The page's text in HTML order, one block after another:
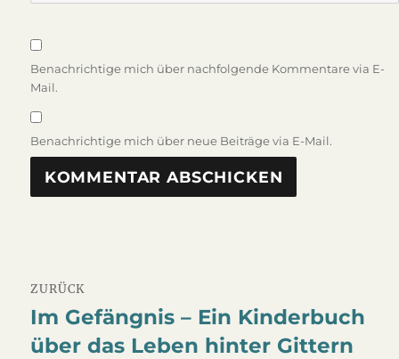
Benachrichtige mich über nachfolgende Kommentare via E-
Mail.
Benachrichtige mich über neue Beiträge via E-Mail.
ZURÜCK
Vorheriger
Beitrag:
Im Gefängnis – Ein Kinderbuch
über das Leben hinter Gittern